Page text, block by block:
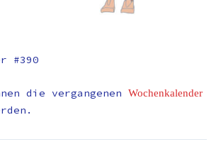
#390
die vergangenen Wochenkalender